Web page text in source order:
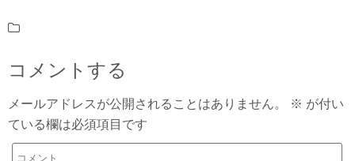
コメントする
メールアドレスが公開されることはありません。 ※ が付い
ている欄は必須項目です